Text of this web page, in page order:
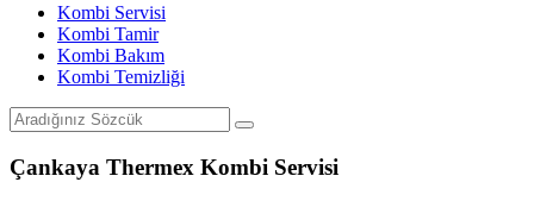
Kombi Servisi
Kombi Tamir
Kombi Bakım
Kombi Temizliği
Çankaya Thermex Kombi Servisi